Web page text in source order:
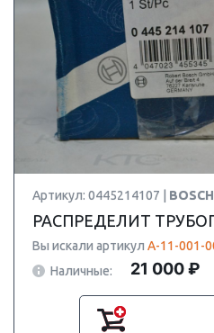
Артикул: 0445214107 | BOSCH
РАСПРЕДЕЛИТ
Вы искали артикул А-11-001-
Наличные:
21 000 ₽